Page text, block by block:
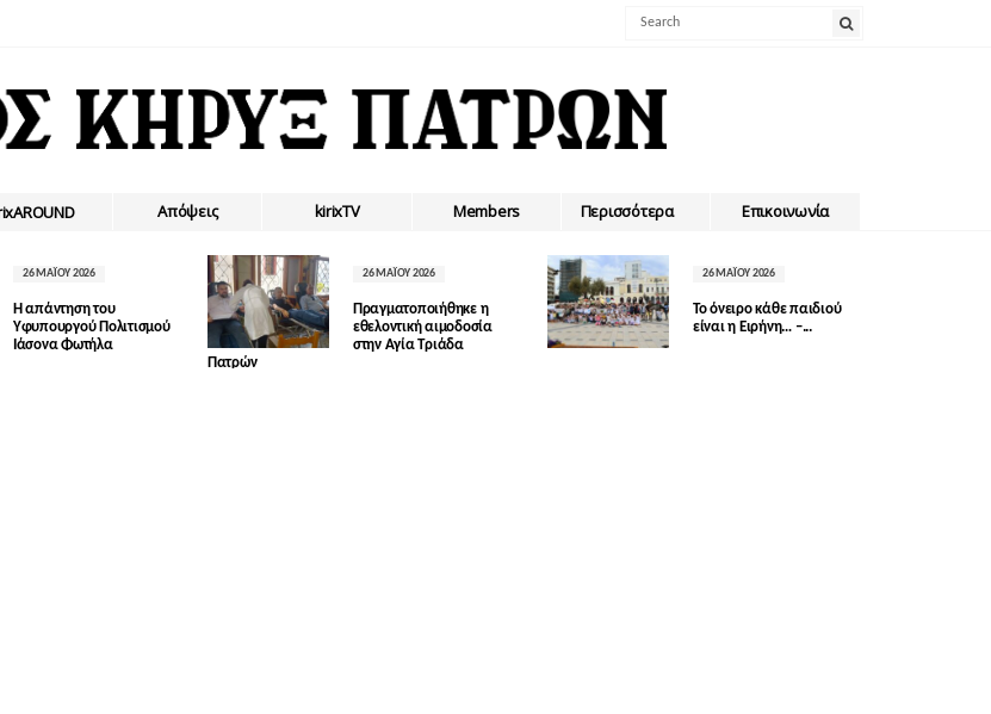
Απόψεις kirixTV Members Περισσότερα Επικοινωνία
26 ΜΑΪ́ΟΥ 2026
Η απάντηση του
Υφυπουργού Πολιτισμού
Ιάσονα Φωτήλα
26 ΜΑΪ́ΟΥ 2026
Πραγματοποιήθηκε η
εθελοντική αιμοδοσία
στην Αγία Τριάδα
Πατρών
26 ΜΑΪ́ΟΥ 2026
Το όνειρο κάθε παιδιού
είναι η Ειρήνη… –...